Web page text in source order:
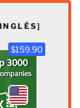
$159.90